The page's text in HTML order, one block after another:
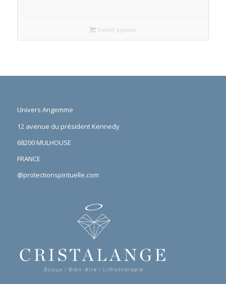
Select options
Univers Angemme
12 avenue du président Kennedy
68200 MULHOUSE
FRANCE
@protectionspirituelle.com